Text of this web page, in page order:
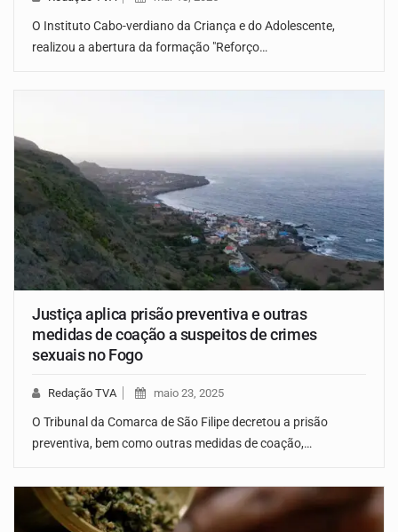
O Instituto Cabo-verdiano da Criança e do Adolescente,
realizou a abertura da formação "Reforço…
Justiça aplica prisão preventiva e outras
medidas de coação a suspeitos de crimes
sexuais no Fogo
Redação TVA maio 23, 2025
O Tribunal da Comarca de São Filipe decretou a prisão
preventiva, bem como outras medidas de coação,…